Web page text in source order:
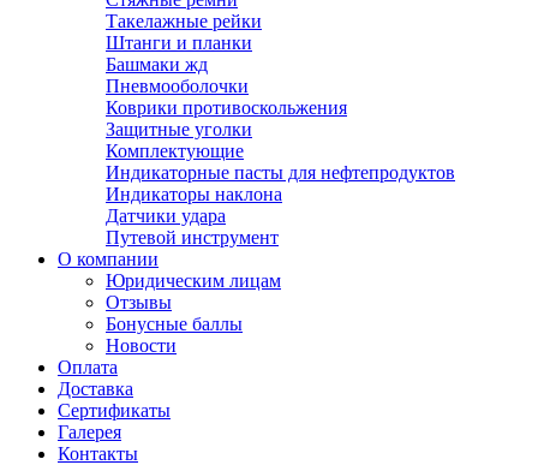
Такелажные рейки
Штанги и планки
Башмаки жд
Пневмооболочки
Коврики противоскольжения
Защитные уголки
Комплектующие
Индикаторные пасты для нефтепродуктов
Индикаторы наклона
Датчики удара
Путевой инструмент
О компании
Юридическим лицам
Отзывы
Бонусные баллы
Новости
Оплата
Доставка
Сертификаты
Галерея
Контакты